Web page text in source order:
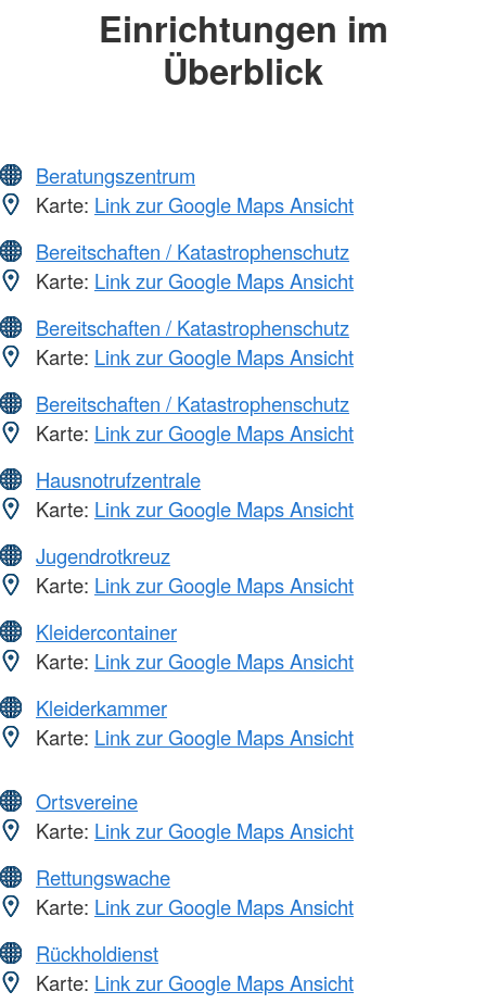
Einrichtungen im
Überblick
Beratungszentrum
Karte: Link zur Google Maps Ansicht
Bereitschaften / Katastrophenschutz
Karte: Link zur Google Maps Ansicht
Bereitschaften / Katastrophenschutz
Karte: Link zur Google Maps Ansicht
Bereitschaften / Katastrophenschutz
Karte: Link zur Google Maps Ansicht
Hausnotrufzentrale
Karte: Link zur Google Maps Ansicht
Jugendrotkreuz
Karte: Link zur Google Maps Ansicht
Kleidercontainer
Karte: Link zur Google Maps Ansicht
Kleiderkammer
Karte: Link zur Google Maps Ansicht
Ortsvereine
Karte: Link zur Google Maps Ansicht
Rettungswache
Karte: Link zur Google Maps Ansicht
Rückholdienst
Karte: Link zur Google Maps Ansicht